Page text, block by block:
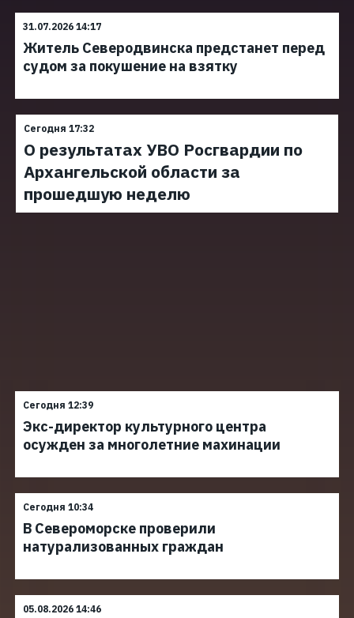
31.07.2026 14:17
Житель Северодвинска предстанет перед
судом за покушение на взятку
Сегодня 17:32
О результатах УВО Росгвардии по
Архангельской области за
прошедшую неделю
Сегодня 12:39
Экс-директор культурного центра
осужден за многолетние махинации
Сегодня 10:34
В Североморске проверили
натурализованных граждан
05.08.2026 14:46